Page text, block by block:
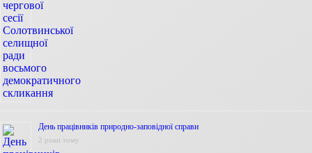
День працівників природно-заповідної справи
2 роки тому